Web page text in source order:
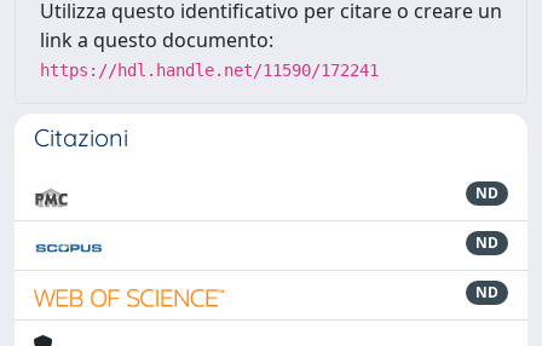
Utilizza questo identificativo per citare o creare un
link a questo documento:
https://hdl.handle.net/11590/172241
Citazioni
ND
ND
ND